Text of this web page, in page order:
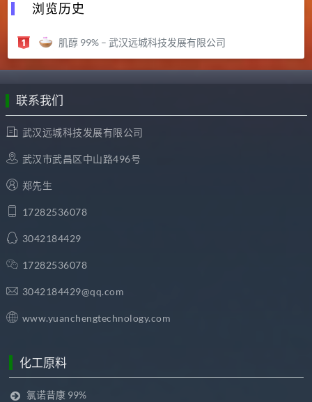
浏览历史
肌醇 99% – 武汉远城科技发展有限公司
联系我们
武汉远城科技发展有限公司
武汉市武昌区中山路496号
郑先生
17282536078
3042184429
17282536078
3042184429@qq.com
www.yuanchengtechnology.com
化工原料
氯诺昔康 99%